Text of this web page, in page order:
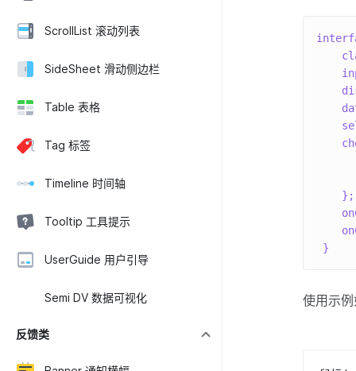
ScrollList 滚动列表
SideSheet 滑动侧边栏
Table 表格
Tag 标签
Timeline 时间轴
Tooltip 工具提示
UserGuide 用户引导
Semi DV 数据可视化
反馈类
} ;
}
使用示